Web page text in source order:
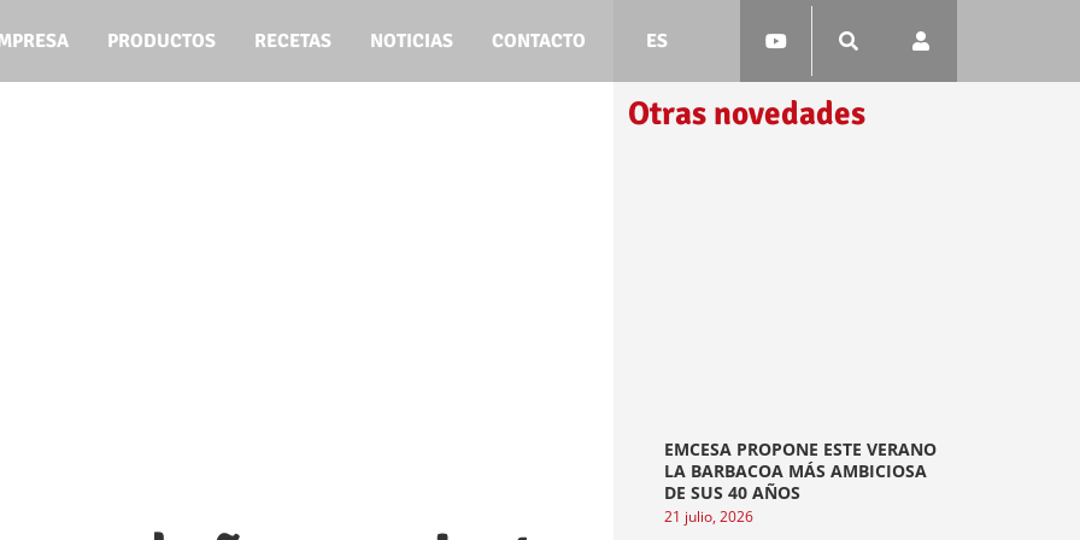
PRODUCTOS RECETAS NOTICIAS CONTACTO ES
Otras novedades
EMCESA PROPONE ESTE VERANO
LA BARBACOA MÁS AMBICIOSA
DE SUS 40 AÑOS
21 julio, 2026